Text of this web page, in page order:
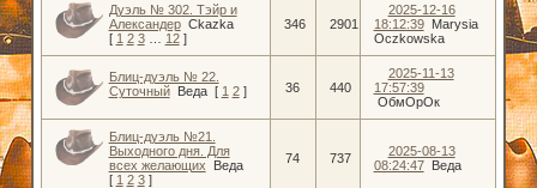
Дуэль № 302. Тэйр и
Александер Ckazka
[ 1 2 3 12 ]
346 2901
2025-12-16
18:12:39
Marysia
Oczkowska
Блиц-дуэль № 22.
Суточный
Веда [ 1 2 ] 36 440
2025-11-13
17:57:39
ОбмОрОк
Блиц-дуэль №21.
Выходного дня. Для
всех желающих
Веда
[ 1 2 3 ]
74 737
2025-08-13
08:24:47
Веда